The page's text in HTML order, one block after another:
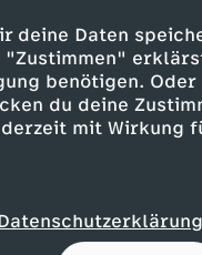
deine Daten
benötigen.
du deine
mit Wirkung
hallo